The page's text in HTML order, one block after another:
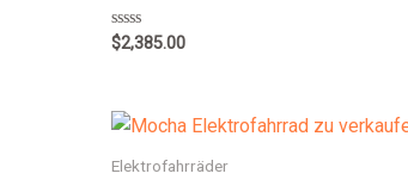
Rated
0
$2,385.00
Elektrofahrräder